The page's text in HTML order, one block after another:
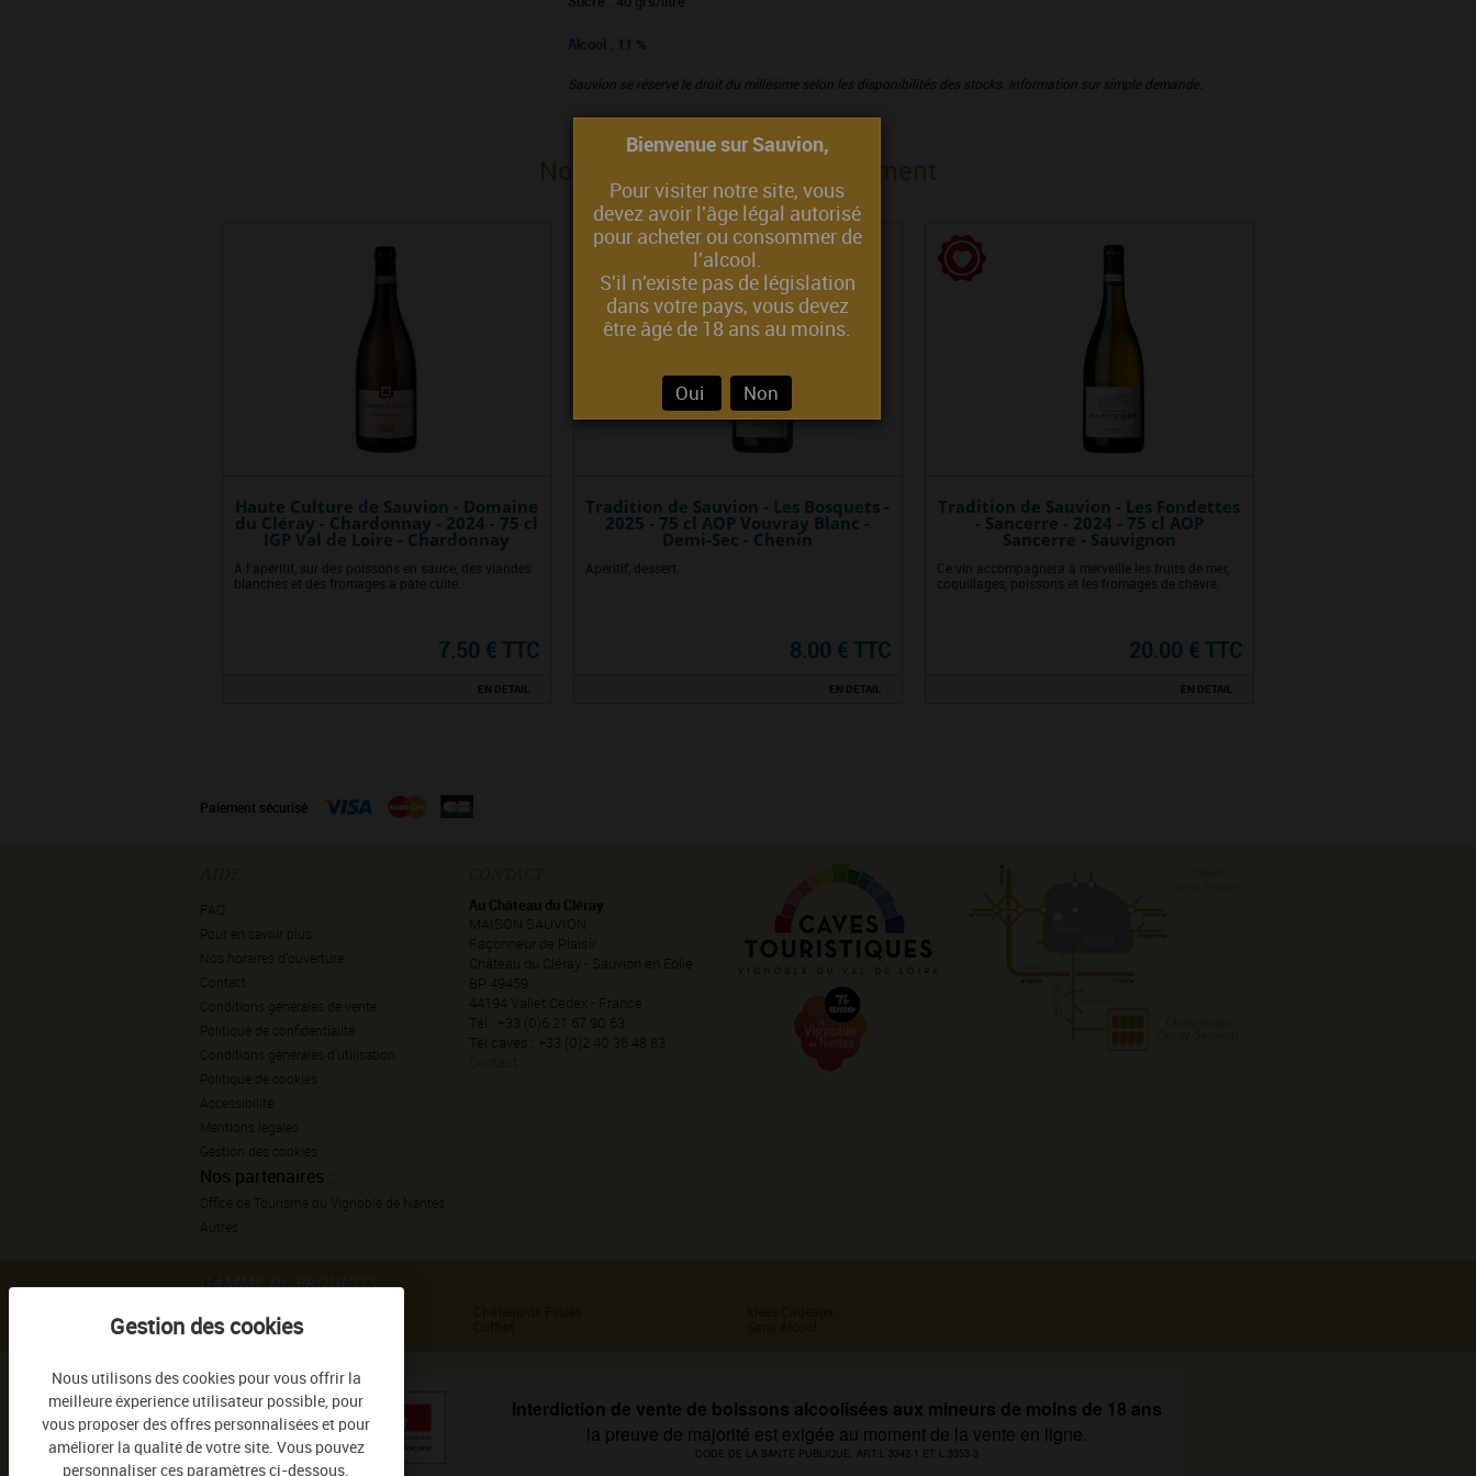
Alcool : 11 %
Sauvion se réserve le droit du millésime selon les disponibilités des stocks. Information sur simple demande.
Nous vous proposons également
Haute Culture de Sauvion - Domaine
du Cléray - Chardonnay - 2024 - 75 cl
IGP Val de Loire - Chardonnay
7.50 € TTC
EN DETAIL
Tradition de Sauvion - Les Bosquets -
2025 - 75 cl AOP Vouvray Blanc -
Demi-Sec - Chenin
8.00 € TTC
EN DETAIL
Tradition de Sauvion - Les Fondettes
- Sancerre - 2024 - 75 cl AOP
Sancerre - Sauvignon
20.00 € TTC
EN DETAIL
Paiement sécurisé
FAQ
Pour en savoir plus
Nos horaires d’ouverture
Contact
Conditions générales de vente
Politique de confidentialité
Conditions générales d'utilisation
Politique de cookies
Accessibilité
Mentions légales
Gestion des cookies
Nos partenaires :
Office de Tourisme du Vignoble de Nantes
Autres
Au Château du Cléray
MAISON SAUVION
Façonneur de Plaisir
Château du Cléray - Sauvion en Eolie
BP 49459
44194 Vallet Cedex - France
Tél : +33 (0)6 21 67 90 63
Tél caves : +33 (0)2 40 36 48 83
GAMME DE PRODUITS
Tradition de Sauvion
Interdiction de vente de boissons alcoolisées aux mineurs de moins de 18 ans
la preuve de majorité est exigée au moment de la vente en ligne.
CODE DE LA SANTÉ PUBLIQUE, ART.L 3342-1 ET L.3353-3
Bienvenue sur Sauvion,
Pour visiter notre site, vous
devez avoir l'âge légal autorisé
pour acheter ou consommer de
l'alcool.
S'il n'existe pas de législation
dans votre pays, vous devez
être âgé de 18 ans au moins.
Oui Non
Nous utilisons des cookies pour vous offrir la
meilleure éxperience utilisateur possible, pour
vous proposer des offres personnalisées et pour
améliorer la qualité de votre site. Vous pouvez
personnaliser ces paramètres ci-dessous.